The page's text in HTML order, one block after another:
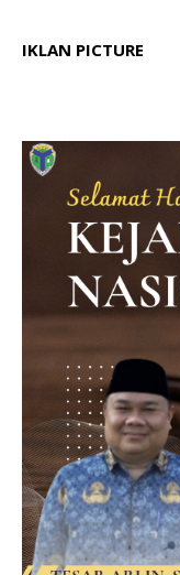
IKLAN PICTURE